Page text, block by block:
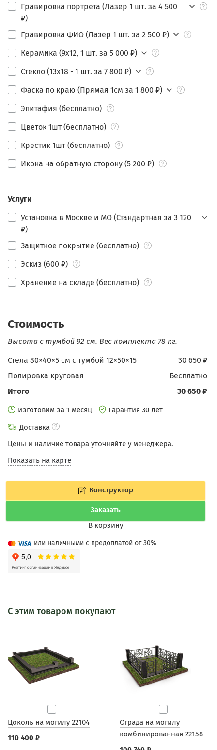
Гравировка портрета (Лазер 1 шт. за 4 500
₽)
Гравировка ФИО (Лазер 1 шт. за 2 500 ₽)
Керамика (9х12, 1 шт. за 5 000 ₽)
Стекло (13х18 - 1 шт. за 7 800 ₽)
Фаска по краю (Прямая 1см за 1 800 ₽)
Эпитафия (бесплатно)
Цветок 1шт (бесплатно)
Крестик 1шт (бесплатно)
Икона на обратную сторону (5 200 ₽)
Услуги
Установка в Москве и МО (Стандартная за 3 120
₽)
Защитное покрытие (бесплатно)
Эскиз (600 ₽)
Хранение на складе (бесплатно)
Стоимость
Высота с тумбой 92 см. Вес комплекта 78 кг.
30 650 ₽
Стела 80×40×5 см c тумбой 12×50×15
бесплатно
Полировка круговая
30 650 ₽
Итого
Изготовим за 1 месяц
Гарантия 30 лет
Доставка
Цены и наличие товара уточняйте у менеджера.
Показать на карте
Конструктор
Заказать
В корзину
или наличными с предоплатой от 30%
С этим товаром покупают
Цоколь на могилу 22104
110 400 ₽
Ограда на могилу
комбинированная 22158